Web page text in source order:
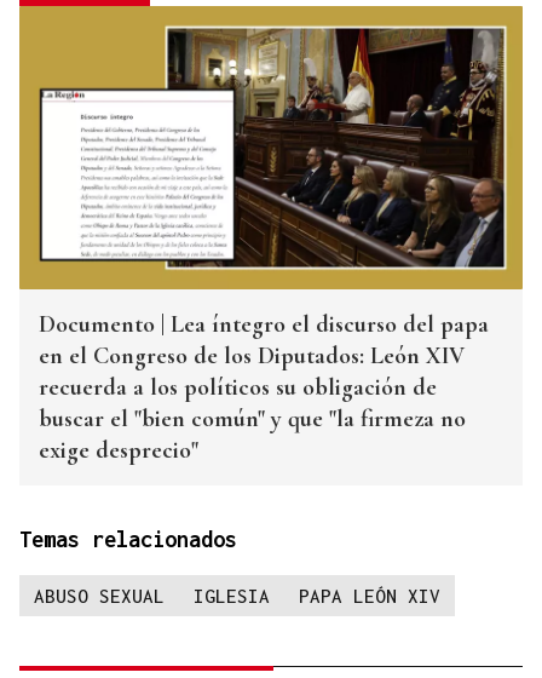
Documento | Lea íntegro el discurso del papa
en el Congreso de los Diputados: León XIV
recuerda a los políticos su obligación de
buscar el "bien común" y que "la firmeza no
exige desprecio"
Temas relacionados
ABUSO SEXUAL IGLESIA PAPA LEÓN XIV